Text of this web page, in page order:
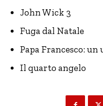
John Wick 3
Fuga dal Natale
Papa Francesco:
Il quarto angelo